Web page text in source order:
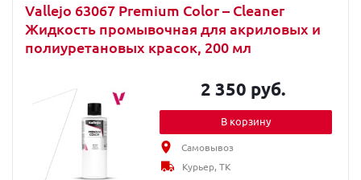
Vallejo 63067 Premium Color – Cleaner
Жидкость промывочная для акриловых и
полиуретановых красок, 200 мл
2 350 руб.
В корзину
Самовывоз
Курьер, ТК